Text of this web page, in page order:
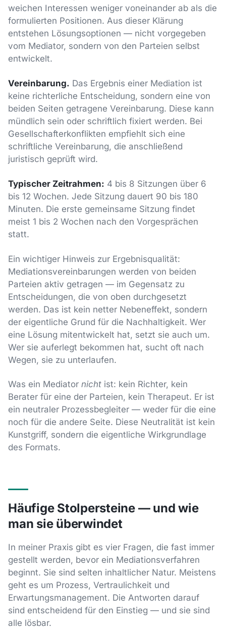
weichen Interessen weniger voneinander ab als die
formulierten Positionen. Aus dieser Klärung
entstehen Lösungsoptionen — nicht vorgegeben
vom Mediator, sondern von den Parteien selbst
entwickelt.
Vereinbarung. Das Ergebnis einer Mediation ist
keine richterliche Entscheidung, sondern eine von
beiden Seiten getragene Vereinbarung. Diese kann
mündlich sein oder schriftlich fixiert werden. Bei
Gesellschafterkonflikten empfiehlt sich eine
schriftliche Vereinbarung, die anschließend
juristisch geprüft wird.
Typischer Zeitrahmen: 4 bis 8 Sitzungen über 6
bis 12 Wochen. Jede Sitzung dauert 90 bis 180
Minuten. Die erste gemeinsame Sitzung findet
meist 1 bis 2 Wochen nach den Vorgesprächen
statt.
Ein wichtiger Hinweis zur Ergebnisqualität:
Mediationsvereinbarungen werden von beiden
Parteien aktiv getragen — im Gegensatz zu
Entscheidungen, die von oben durchgesetzt
werden. Das ist kein netter Nebeneffekt, sondern
der eigentliche Grund für die Nachhaltigkeit. Wer
eine Lösung mitentwickelt hat, setzt sie auch um.
Wer sie auferlegt bekommen hat, sucht oft nach
Wegen, sie zu unterlaufen.
Was ein Mediator nicht ist: kein Richter, kein
Berater für eine der Parteien, kein Therapeut. Er ist
ein neutraler Prozessbegleiter — weder für die eine
noch für die andere Seite. Diese Neutralität ist kein
Kunstgriff, sondern die eigentliche Wirkgrundlage
des Formats.
Häufige Stolpersteine — und wie
man sie überwindet
In meiner Praxis gibt es vier Fragen, die fast immer
gestellt werden, bevor ein Mediationsverfahren
beginnt. Sie sind selten inhaltlicher Natur. Meistens
geht es um Prozess, Vertraulichkeit und
Erwartungsmanagement. Die Antworten darauf
sind entscheidend für den Einstieg — und sie sind
alle lösbar.